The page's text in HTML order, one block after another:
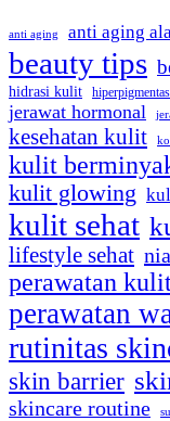
anti aging anti aging
beauty tips
hidrasi kulit
jerawat hormonal
kesehatan kulit
kulit
kulit glowing
kulit sehat
lifestyle sehat
perawatan
perawatan
rutinitas
skin barrier
skincare routine